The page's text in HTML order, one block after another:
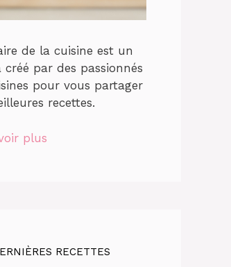
de la cuisine est un
créé par des passionnés
pour vous partager
recettes.
plus
RECETTES